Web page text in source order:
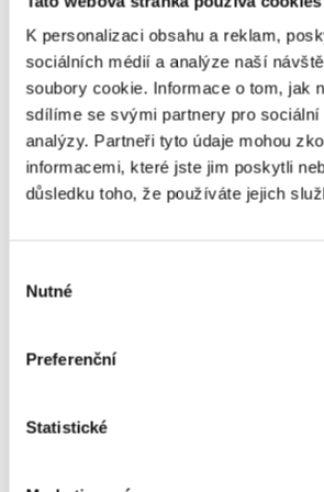
K personalizaci obsahu a reklam,
sociálních médií a analýze naší
soubory cookie. Informace o tom, jak
sdílíme se svými partnery pro
analýzy. Partneři tyto údaje mohou
informacemi, které jste jim poskytli
důsledku toho, že používáte jejich
souhlasu
Nutné
Preferenční
Statistické
Typ baterie zabudovaná –
Stupeň krytí IP67 –
Podpora karet Micro SD
Černá